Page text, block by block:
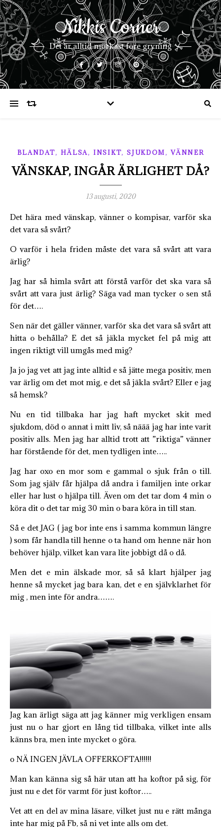
Nikkis Corner
Det är alltid mörkast före gryning
BLANDAT, HÄLSA,INSIKT,SJUKDOM,VÄNNER
VÄNSKAP, INGÅR ÄRLIGHET DÅ?
13 augusti, 2020
Det hära med vänskap, vänner o kompisar, varför ska
det vara så svårt?
O varför i hela friden måste det vara så svårt att vara
ärlig?
Jag har så himla svårt att förstå varför det ska vara så
svårt att vara just ärlig? Säga vad man tycker o sen stå
för det….
Sen när det gäller vänner, varför ska det vara så svårt att
hitta o behålla? E det så jäkla mycket fel på mig att
ingen riktigt vill umgås med mig?
Ja jo jag vet att jag inte alltid e så jätte mega positiv, men
var ärlig om det mot mig, e det så jäkla svårt? Eller e jag
så hemsk?
Nu en tid tillbaka har jag haft mycket skit med
sjukdom, död o annat i mitt liv, så näää jag har inte varit
positiv alls. Men jag har alltid trott att ”riktiga” vänner
har förstående för det, men tydligen inte…..
Jag har oxo en mor som e gammal o sjuk från o till.
Som jag själv får hjälpa då andra i familjen inte orkar
eller har lust o hjälpa till. Även om det tar dom 4 min o
köra dit o det tar mig 30 min o bara köra in till stan.
Så e det JAG ( jag bor inte ens i samma kommun längre
) som får handla till henne o ta hand om henne när hon
behöver hjälp, vilket kan vara lite jobbigt då o då.
Men det e min älskade mor, så så klart hjälper jag
henne så mycket jag bara kan, det e en självklarhet för
mig , men inte för andra…….
Jag kan ärligt säga att jag känner mig verkligen ensam
just nu o har gjort en lång tid tillbaka, vilket inte alls
känns bra, men inte mycket o göra.
o NÄ INGEN JÄVLA OFFERKOFTA!!!!!!
Man kan känna sig så här utan att ha koftor på sig, för
just nu e det för varmt för just koftor…..
Vet att en del av mina läsare, vilket just nu e rätt många
inte har mig på Fb, så ni vet inte alls om det.